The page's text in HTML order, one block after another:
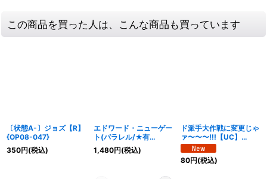
この商品を買った人は、こんな商品も買っています
〔状態A-〕ジョズ【R】
{OP08-047}
350円(税込)
エドワード・ニューゲー
ト(パラレル/★有
り/illust:Hokuyuu)
【SR/P】{ST15-002}
1,480円(税込)
ド派手大作戦に変更じゃ
ァ〜〜〜!!!【UC】
{OP16-059}
80円(税込)